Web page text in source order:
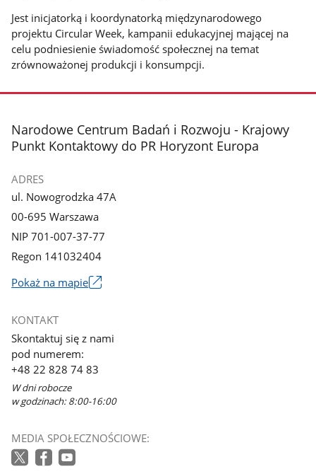
Jest inicjatorką i koordynatorką międzynarodowego
projektu Circular Week, kampanii edukacyjnej mającej na
celu podniesienie świadomość społecznej na temat
zrównoważonej produkcji i konsumpcji.
stopka
Narodowe Centrum Badań i Rozwoju - Krajowy
Punkt Kontaktowy do PR Horyzont Europa
ADRES
ul. Nowogrodzka 47A
00-695 Warszawa
NIP 701-007-37-77
Regon 141032404
Pokaż na mapie
się
w
nowym
oknie
KONTAKT
Skontaktuj się z nami
pod numerem:
+48 22 828 74 83
W dni robocze
w godzinach: 8:00-16:00
MEDIA SPOŁECZNOŚCIOWE: